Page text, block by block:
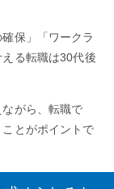
保」「ワークラ
る転職は30代後
がら、転職で
ことがポイントで